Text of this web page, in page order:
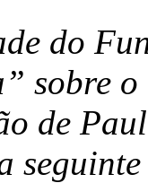
do
sobre
de